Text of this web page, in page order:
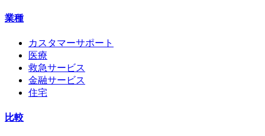
業種
カスタマーサポート
医療
救急サービス
金融サービス
住宅
比較